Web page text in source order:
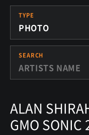
TYPE
PHOTO
SEARCH
ALAN
GMO SONIC